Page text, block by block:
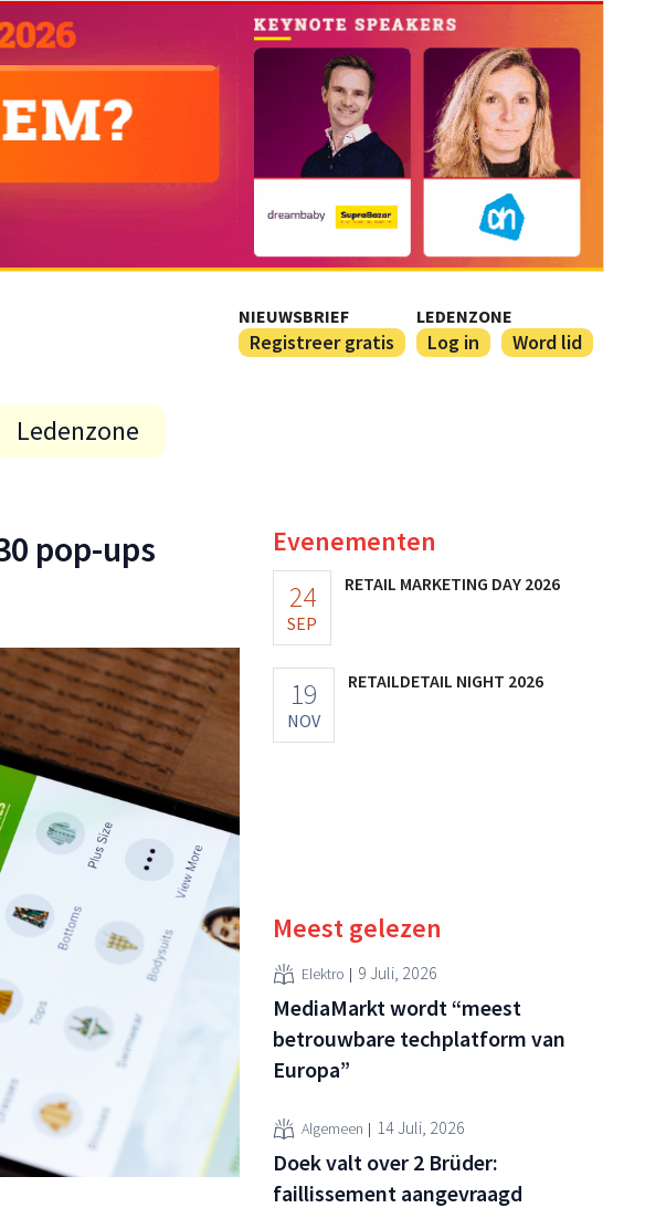
NIEUWSBRIEF
Registreer gratis
LEDENZONE
Log in Word lid
Ledenzone
pop-ups Evenementen
24
SEP
RETAIL MARKETING DAY 2026
19
NOV
RETAILDETAIL NIGHT 2026
Meest gelezen
Elektro 9 Juli, 2026
MediaMarkt wordt “meest
betrouwbare techplatform van
Europa”
Algemeen 14 Juli, 2026
Doek valt over 2 Brüder:
faillissement aangevraagd